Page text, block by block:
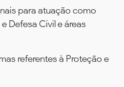
para atuação como
Defesa Civil e áreas
referentes à Proteção e